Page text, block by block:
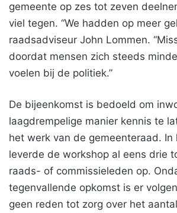
gemeente op zes tot zeven
viel tegen. “We hadden op meer
raadsadviseur John Lommen.
doordat mensen zich steeds
voelen bij de politiek.”
De bijeenkomst is bedoeld om
laagdrempelige manier kennis te
het werk van de gemeenteraad. In
leverde de workshop al eens drie
raads- of commissieleden op.
tegenvallende opkomst is er
geen reden tot zorg over het